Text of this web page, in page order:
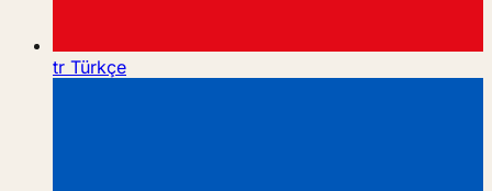
tr Türkçe